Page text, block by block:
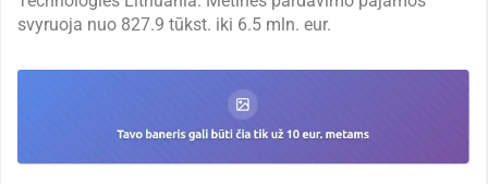
svyruoja nuo 827.9 tūkst. iki 6.5 mln. eur.